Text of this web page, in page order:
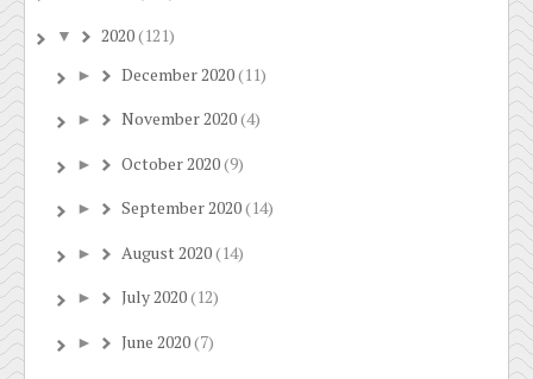
▼ 2020(121)
► December 2020(11)
► November 2020(4)
► October 2020(9)
► September 2020(14)
► August 2020(14)
► July 2020(12)
► June 2020(7)